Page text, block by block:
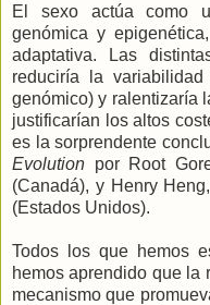
El sexo actúa como
genómica y
adaptativa. Las
reduciría la
genómico) y ralentizaría
justificarían los altos
es la sorprendente
Evolution por Root
(Canadá), y Henry
(Estados Unidos).
Todos los que hemos
hemos aprendido que la
mecanismo que